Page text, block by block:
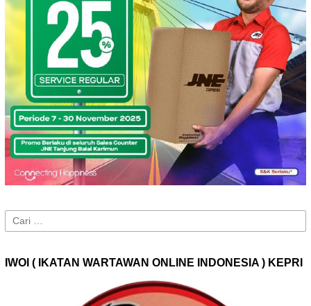
Cari
untuk:
IWOI ( IKATAN WARTAWAN ONLINE INDONESIA ) KEPRI